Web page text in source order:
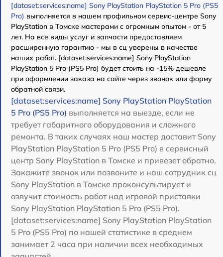
[dataset:services:name] Sony PlayStation PlayStation 5 Pro (PS5
Pro) выполняется в нашем профильном сервис-центре Sony
PlayStation в Томске мастерами с огромным опытом - от 5
лет. На все виды услуг и запчасти предоставляем
расширенную гарантию - мы в сц уверены в качестве
наших работ. [dataset:services:name] Sony PlayStation
PlayStation 5 Pro (PS5 Pro) будет стоить на -15% дешевле
при оформлении заказа на сайте через звонок или форму
обратной связи.
[dataset:services:name] Sony PlayStation PlayStation
5 Pro (PS5 Pro) выполняется на выезде, если не
требует габаритного оборудования и сложного
ремонта. В таких случаях наш мастер доставит Sony
PlayStation PlayStation 5 Pro (PS5 Pro) в сервисный
центр Sony PlayStation в Томске и привезет обратно.
Закажите звонок или позвоните и наш сотрудник сц
Sony PlayStation в Томске проконсультирует и
озвучит стоимость работ над игровой приставки
Sony PlayStation PlayStation 5 Pro (PS5 Pro).
[dataset:services:name] Sony PlayStation PlayStation
5 Pro (PS5 Pro) по нашей статистике в среднем
занимает 2 часа при наличии всех необходимых